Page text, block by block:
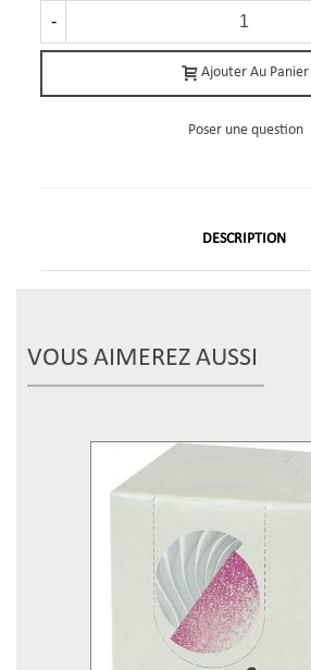
-
Ajouter Au Panier
Poser une question
DESCRIPTION
VOUS AIMEREZ AUSSI